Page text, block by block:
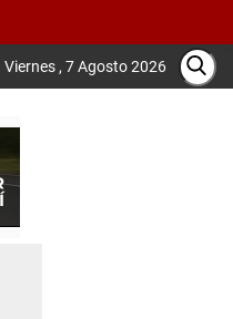
Viernes , 7 Agosto 2026